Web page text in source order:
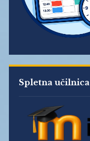
Spletna učilnica